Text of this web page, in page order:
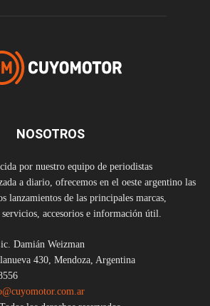
NOSOTROS
por nuestro equipo de periodistas
a diario, ofrecemos en el oeste argentino las
lanzamientos de las principales marcas,
accesorios e información útil.
Damián Weizman
430, Mendoza, Argentina